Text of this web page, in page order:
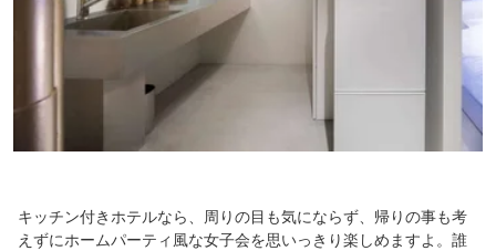
キッチン付きホテルなら、周りの目も気にならず、帰りの事も考
えずにホームパーティ風な女子会を思いっきり楽しめますよ。誰